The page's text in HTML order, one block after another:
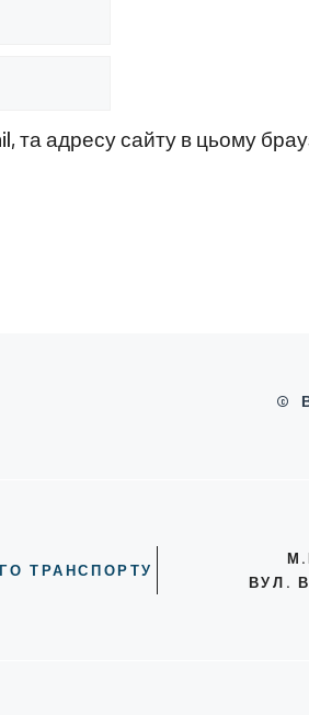
та адресу сайту в цьому
©
ТРАНСПОРТУ
ВУЛ.